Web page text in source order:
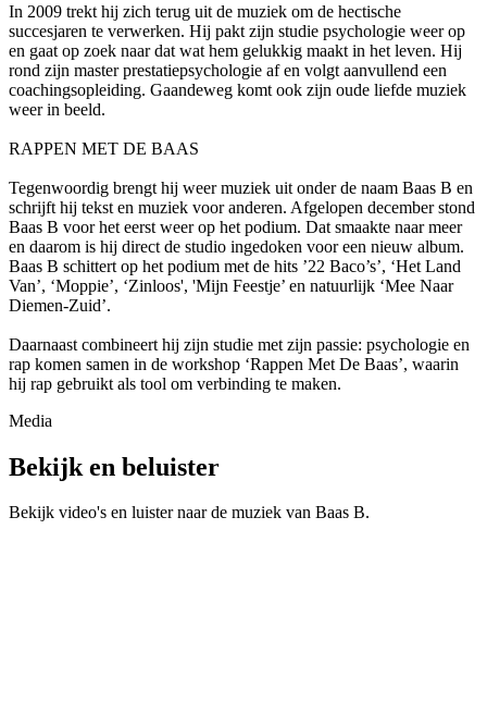
In 2009 trekt hij zich terug uit de muziek om de hectische
succesjaren te verwerken. Hij pakt zijn studie psychologie weer op
en gaat op zoek naar dat wat hem gelukkig maakt in het leven. Hij
rond zijn master prestatiepsychologie af en volgt aanvullend een
coachingsopleiding. Gaandeweg komt ook zijn oude liefde muziek
weer in beeld.
RAPPEN MET DE BAAS
Tegenwoordig brengt hij weer muziek uit onder de naam Baas B en
schrijft hij tekst en muziek voor anderen. Afgelopen december stond
Baas B voor het eerst weer op het podium. Dat smaakte naar meer
en daarom is hij direct de studio ingedoken voor een nieuw album.
Baas B schittert op het podium met de hits ’22 Baco’s’, ‘Het Land
Van’, ‘Moppie’, ‘Zinloos', 'Mijn Feestje’ en natuurlijk ‘Mee Naar
Diemen-Zuid’.
Daarnaast combineert hij zijn studie met zijn passie: psychologie en
rap komen samen in de workshop ‘Rappen Met De Baas’, waarin
hij rap gebruikt als tool om verbinding te maken.
Media
Bekijk en beluister
Bekijk video's en luister naar de muziek van Baas B.